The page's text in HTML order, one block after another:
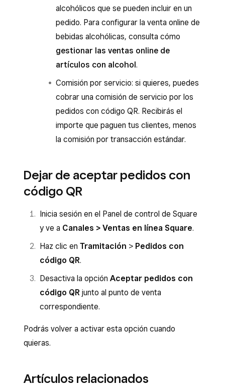
alcohólicos que se pueden incluir en un
pedido. Para configurar la venta online de
bebidas alcohólicas, consulta cómo
gestionar las ventas online de
artículos con alcohol.
Comisión por servicio: si quieres, puedes
cobrar una comisión de servicio por los
pedidos con código QR. Recibirás el
importe que paguen tus clientes, menos
la comisión por transacción estándar.
Dejar de aceptar pedidos con
código QR
Inicia sesión en el Panel de control de Square
y ve a Canales > Ventas en línea Square.
Haz clic en Tramitación > Pedidos con
código QR.
Desactiva la opción Aceptar pedidos con
código QR junto al punto de venta
correspondiente.
Podrás volver a activar esta opción cuando
quieras.
Artículos relacionados